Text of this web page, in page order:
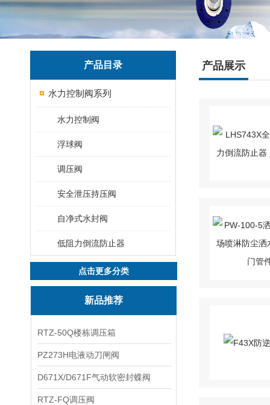
产品目录
水力控制阀系列
水力控制阀
浮球阀
调压阀
安全泄压持压阀
自净式水封阀
低阻力倒流防止器
点击更多分类
新品推荐
RTZ-50Q楼栋调压箱
PZ273H电液动刀闸阀
D671X/D671F气动软密封蝶阀
RTZ-FQ调压阀
产品展示